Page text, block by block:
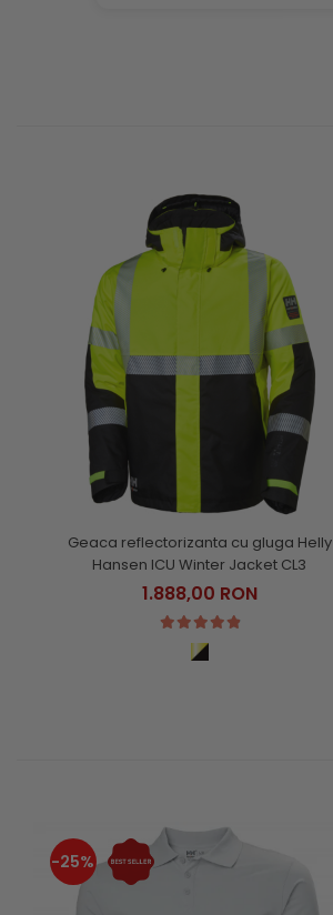
Geaca reflectorizanta cu gluga Helly
Hansen ICU Winter Jacket CL3
1.888,00 RON
-25%